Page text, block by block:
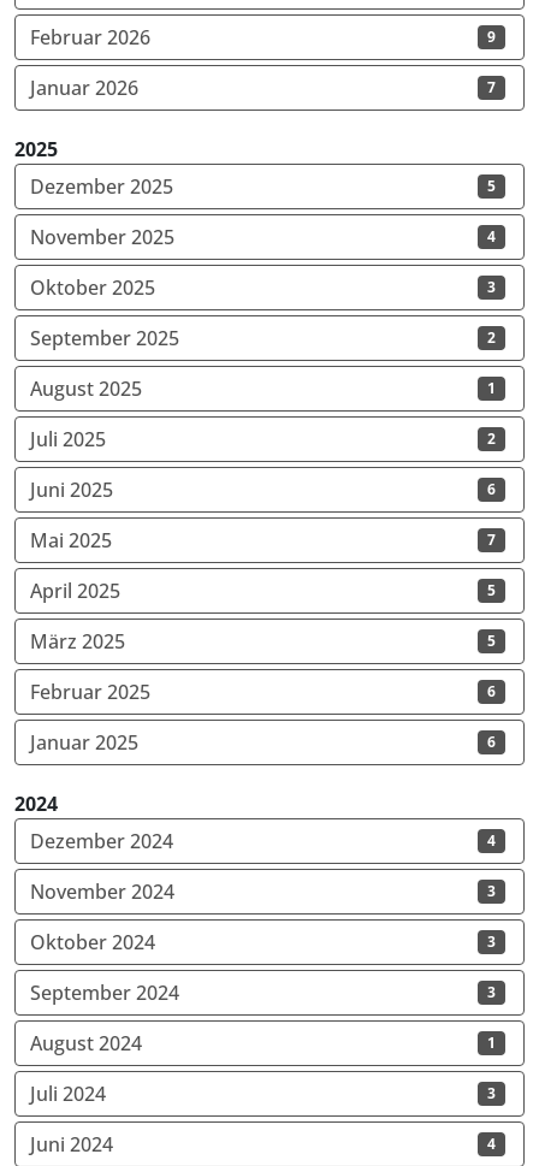
Februar 2026 9
Januar 2026 7
2025
Dezember 2025
5
November 2025 4
Oktober 2025 3
September 2025 2
August 2025 1
Juli 2025 2
Juni 2025 6
Mai 2025 7
April 2025 5
März 2025 5
Februar 2025 6
Januar 2025 6
2024
Dezember 2024
4
November 2024 3
Oktober 2024 3
September 2024 3
August 2024 1
Juli 2024 3
Juni 2024 4